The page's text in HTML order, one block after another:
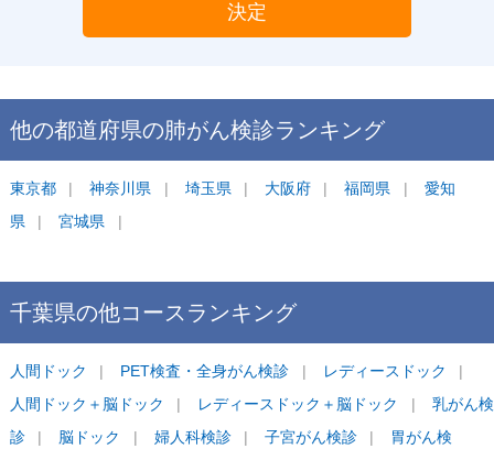
決定
他の都道府県の肺がん検診ランキング
東京都 神奈川県 埼玉県 大阪府 福岡県
愛知
県
宮城県
千葉県の他コースランキング
人間ドック PET検査・全身がん検診
レディースドック
人間ドック＋脳ドック
レディースドック＋脳ドック
乳がん検
診
脳ドック 婦人科検診 子宮がん検診
胃がん検